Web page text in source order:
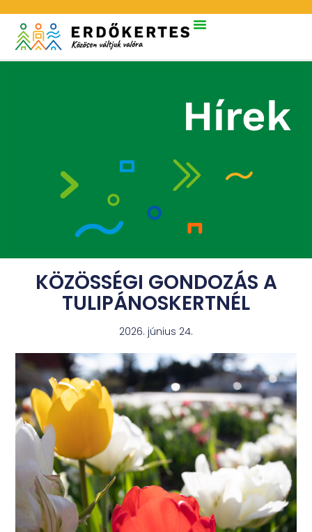
Hírek
KÖZÖSSÉGI GONDOZÁS A
TULIPÁNOSKERTNÉL
2026. június 24.